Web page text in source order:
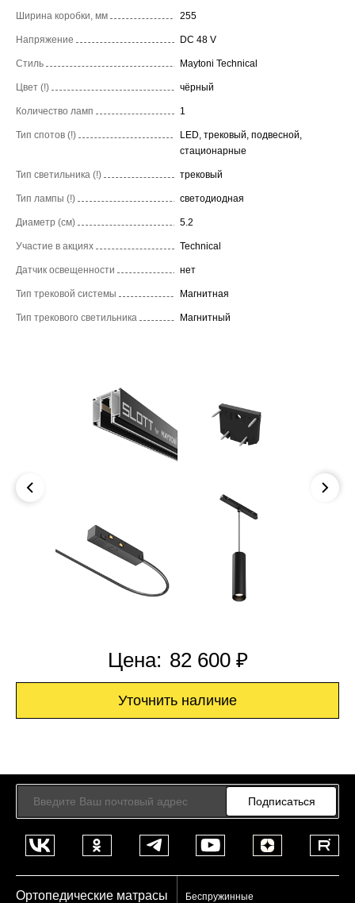
Ширина коробки, мм 255
Напряжение DC 48 V
Стиль Maytoni Technical
Цвет (!) чёрный
Количество ламп 1
Тип спотов (!)
LED, трековый, подвесной,
стационарные
Тип светильника (!) трековый
Тип лампы (!) светодиодная
Диаметр (см) 5.2
Участие в акциях Technical
Датчик освещенности нет
Тип трековой системы Магнитная
Тип трекового светильника Магнитный
Цена: 82 600 ₽
Уточнить наличие
Подписаться
Ортопедические матрасы Беспружинные